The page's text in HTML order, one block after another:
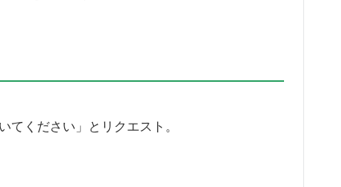
てください」とリクエスト。